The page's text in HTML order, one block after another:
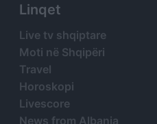
Linqet
Live tv shqiptare
Moti në Shqipëri
Travel
Horoskopi
Livescore
News from Albania